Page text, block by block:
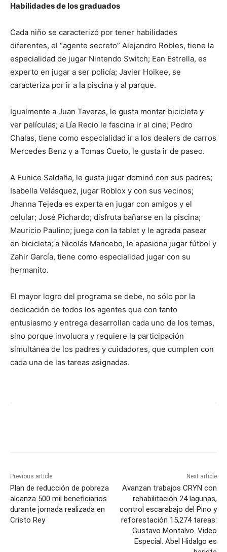
Habilidades de los graduados
Cada niño se caracterizó por tener habilidades
diferentes, el “agente secreto” Alejandro Robles, tiene la
especialidad de jugar Nintendo Switch; Ean Estrella, es
experto en jugar a ser policía; Javier Hoikee, se
caracteriza por ir a la piscina y al parque.
Igualmente a Juan Taveras, le gusta montar bicicleta y
ver películas; a Lía Recio le fascina ir al cine; Pedro
Chalas, tiene como especialidad ir a los dealers de carros
Mercedes Benz y a Tomas Cueto, le gusta ir de paseo.
A Eunice Saldaña, le gusta jugar dominó con sus padres;
Isabella Velásquez, jugar Roblox y con sus vecinos;
Jhanna Tejeda es experta en jugar con amigos y el
celular; José Pichardo; disfruta bañarse en la piscina;
Mauricio Paulino; juega con la tablet y le agrada pasear
en bicicleta; a Nicolás Mancebo, le apasiona jugar fútbol y
Zahir García, tiene como especialidad jugar con su
hermanito.
El mayor logro del programa se debe, no sólo por la
dedicación de todos los agentes que con tanto
entusiasmo y entrega desarrollan cada uno de los temas,
sino porque involucra y requiere la participación
simultánea de los padres y cuidadores, que cumplen con
cada una de las tareas asignadas.
Previous article
Plan de reducción de pobreza
alcanza 500 mil beneficiarios
durante jornada realizada en
Cristo Rey
Next article
Avanzan trabajos CRYN con
rehabilitación 24 lagunas,
control escarabajo del Pino y
reforestación 15,274 tareas:
Gustavo Montalvo. Video
Especial. Abel Hidalgo es